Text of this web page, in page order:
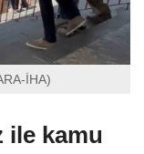
İHA)
ile kamu